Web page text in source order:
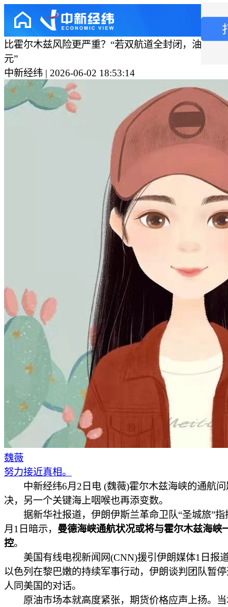
比霍尔木兹风险更严重？“若双航道全封闭，油价或
元”
中新经纬 | 2026-06-02 18:53:14
魏薇
努力接近真相。
中新经纬6月2日电 (魏薇)霍尔木兹海峡的通航问
决，另一个关键海上咽喉也再添变数。
据新华社报道，伊朗伊斯兰革命卫队“圣城旅”指
月1日暗示， 曼德海峡通航状况或将与霍尔木兹海峡
控。
美国有线电视新闻网(CNN)援引伊朗媒体1日报
以色列在黎巴嫩的持续军事行动，伊朗谈判团队暂
人同美国的对话。
原油市场本就高度紧张，期货价格应声上扬。当